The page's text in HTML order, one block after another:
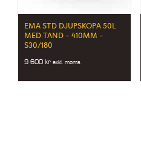
EMA STD DJUPSKOPA 50L
MED TAND – 410MM –
S30/180
9 600kr exkl. moms